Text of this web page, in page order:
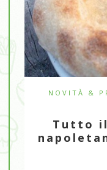
NOVITÀ &
Tutto